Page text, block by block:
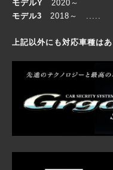
モデルY 2020～
モデル3 2018～ .....
上記以外にも対応車種は